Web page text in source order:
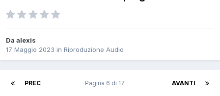
Da alexis
17 Maggio 2023 in Riproduzione Audio
PREC AVANTI
Pagina 6 di 17